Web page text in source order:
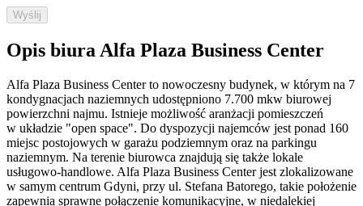
Wyślij
Opis biura Alfa Plaza Business Center
Alfa Plaza Business Center to nowoczesny budynek, w którym na 7
kondygnacjach naziemnych udostępniono 7.700 mkw biurowej
powierzchni najmu. Istnieje możliwość aranżacji pomieszczeń
w układzie "open space". Do dyspozycji najemców jest ponad 160
miejsc postojowych w garażu podziemnym oraz na parkingu
naziemnym. Na terenie biurowca znajdują się także lokale
usługowo-handlowe. Alfa Plaza Business Center jest zlokalizowane
w samym centrum Gdyni, przy ul. Stefana Batorego, takie położenie
zapewnia sprawne połączenie komunikacyjne, w niedalekiej